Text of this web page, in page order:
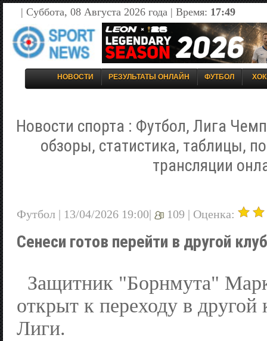
| Суббота, 08 Августа 2026 года | Время: 17:49
НОВОСТИ РЕЗУЛЬТАТЫ ОНЛАЙН ФУТБОЛ
Новости спорта : Футбол, Лига
обзоры, статистика, таблицы,
трансляции
Футбол | 13/04/2026 19:00| 109 | Оценка:
Сенеси готов перейти в другой
Защитник "Борнмута"
открыт к переходу в
Лиги.